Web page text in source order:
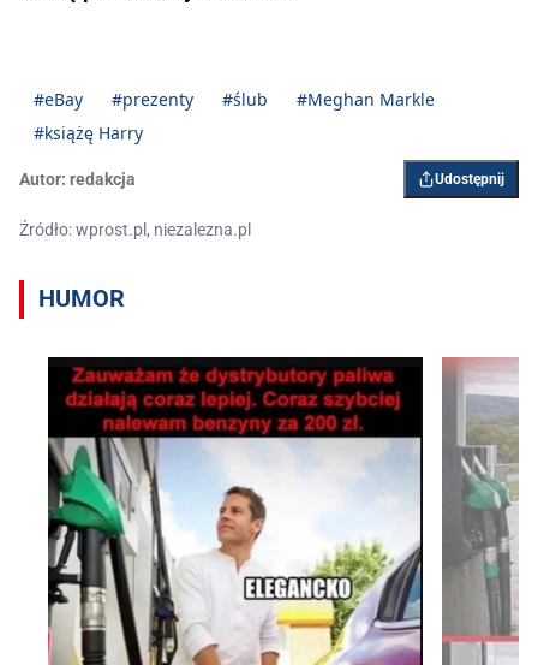
#eBay #prezenty #ślub
#Meghan Markle
#książę Harry
Autor: redakcja Udostępnij
Źródło: wprost.pl, niezalezna.pl
HUMOR